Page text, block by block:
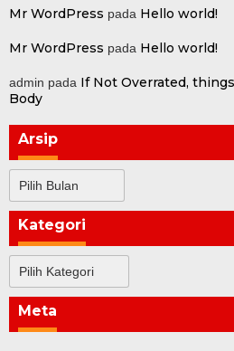
Mr WordPress pada Hello world!
Mr WordPress pada Hello world!
admin pada If Not Overrated, things
Body
Arsip
Kategori
Meta